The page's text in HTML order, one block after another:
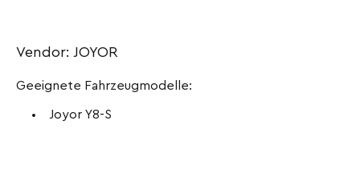
Vendor: JOYOR
Geeignete Fahrzeugmodelle:
Joyor Y8-S